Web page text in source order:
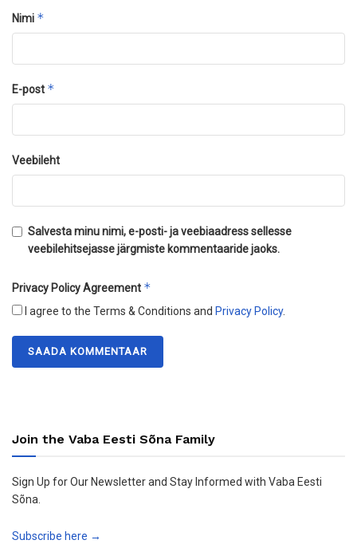
Nimi *
E-post *
Veebileht
Salvesta minu nimi, e-posti- ja veebiaadress sellesse
veebilehitsejasse järgmiste kommentaaride jaoks.
Privacy Policy Agreement *
I agree to the Terms & Conditions and Privacy Policy.
Join the Vaba Eesti Sõna Family
Sign Up for Our Newsletter and Stay Informed with Vaba Eesti
Sõna.
Subscribe here →